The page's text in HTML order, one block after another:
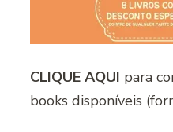
CLIQUE AQUI para
books disponíveis